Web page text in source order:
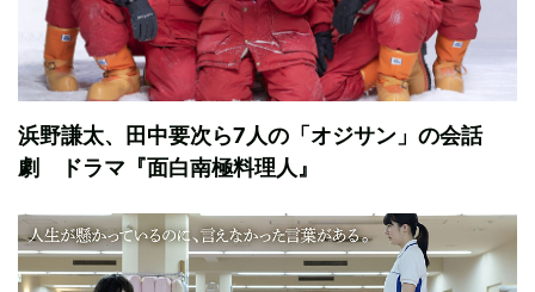
浜野謙太、田中要次ら7人の「オジサン」の会話
劇 ドラマ『面白南極料理人』